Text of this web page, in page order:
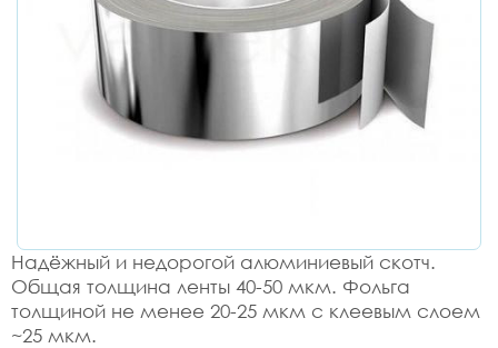
Надёжный и недорогой алюминиевый скотч.
Общая толщина ленты 40-50 мкм. Фольга
толщиной не менее 20-25 мкм с клеевым слоем
~25 мкм.